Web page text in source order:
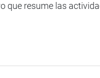
resume las